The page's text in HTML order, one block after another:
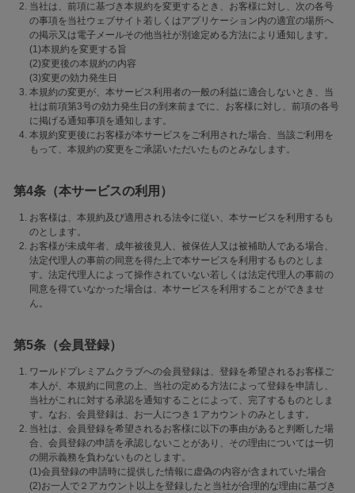
当社は、前項に基づき本規約を変更するとき、お客様に対し、次の各号
の事項を当社ウェブサイト若しくはアプリケーション内の適宜の場所へ
の掲示又は電子メールその他当社が別途定める方法により通知します。
(1)本規約を変更する旨
(2)変更後の本規約の内容
(3)変更の効力発生日
本規約の変更が、本サービス利用者の一般の利益に適合しないとき、当
社は前項第3号の効力発生日の到来前までに、お客様に対し、前項の各号
に掲げる通知事項を通知します。
本規約変更後にお客様が本サービスをご利用された場合、当該ご利用を
もって、本規約の変更をご承諾いただいたものとみなします。
第4条（本サービスの利用）
お客様は、本規約及び適用される法令に従い、本サービスを利用するも
のとします。
お客様が未成年者、成年被後見人、被保佐人又は被補助人である場合、
法定代理人の事前の同意を得た上で本サービスを利用するものとしま
す。法定代理人によって操作されていない若しくは法定代理人の事前の
同意を得ていなかった場合は、本サービスを利用することができませ
ん。
第5条（会員登録）
ワールドプレミアムクラブへの会員登録は、登録を希望されるお客様ご
本人が、本規約に同意の上、当社の定める方法によって登録を申請し、
当社がこれに対する承認を通知することによって、完了するものとしま
す。なお、会員登録は、お一人につき１アカウントのみとします。
当社は、会員登録を希望されるお客様に以下の事由があると判断した場
合、会員登録の申請を承認しないことがあり、その理由については一切
の開示義務を負わないものとします。
(1)会員登録の申請時に提供した情報に虚偽の内容が含まれていた場合
(2)お一人で２アカウント以上を登録したと当社が合理的な理由に基づき